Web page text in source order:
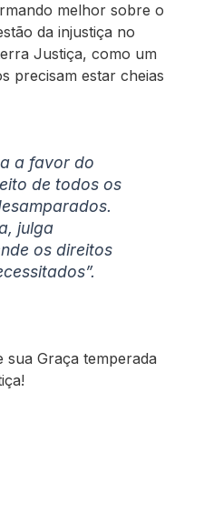
melhor sobre o
da injustiça no
Justiça, como um
precisam estar cheias
a favor do
de todos os
julga
os direitos
sua Graça temperada